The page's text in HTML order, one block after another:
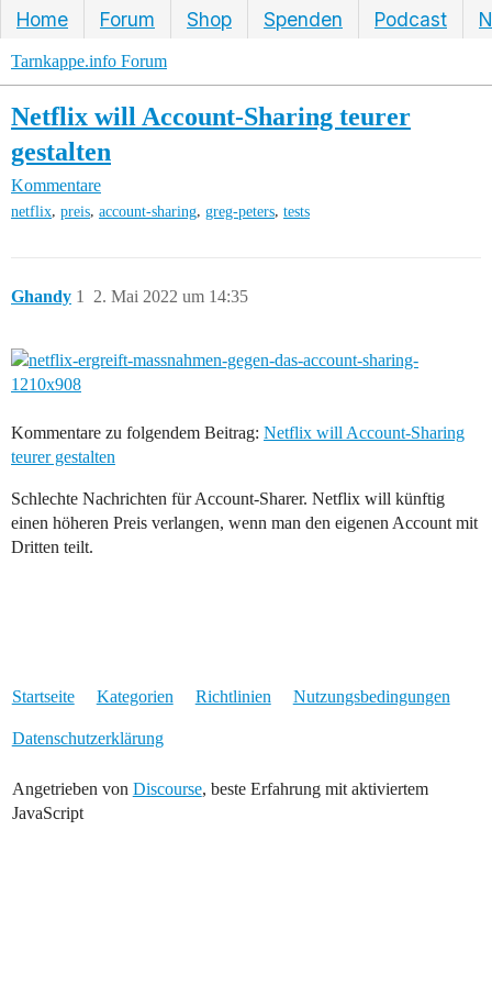
Home Forum Shop Spenden Podcast
Tarnkappe.info Forum
Netflix will Account-Sharing teurer
gestalten
Kommentare
netflix preis account-sharing greg-peters tests
Ghandy 2. Mai 2022 um 14:35
1
Kommentare zu folgendem Beitrag: Netflix will Account-Sharing
teurer gestalten
Schlechte Nachrichten für Account-Sharer. Netflix will künftig
einen höheren Preis verlangen, wenn man den eigenen Account mit
Dritten teilt.
Startseite Kategorien Richtlinien Nutzungsbedingungen
Datenschutzerklärung
Angetrieben von Discourse, beste Erfahrung mit aktiviertem
JavaScript